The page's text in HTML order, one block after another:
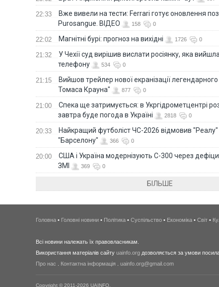
22:33
Вже вивели на тести: Ferrari готує оновлення
Purosangue. ВІДЕО
158 0
22:02 Магнітні бурі: прогноз на вихідні 1726 0
21:32
У Чехії суд вирішив вислати росіянку, яка
телефону
534 0
21:15
Вийшов трейлер нової екранізації
Томаса Крауна"
877 0
21:00
Спека ще затримується: в Укргідрометцентрі
завтра буде погода в Україні
2818 0
20:33
Найкращий футболіст ЧС-2026 відмовив
"Барселону"
366 0
20:00
США і Україна модернізують С-300 через
ЗМІ
369 0
БІЛЬШЕ
Головна • Головні новини • Політика • Суспільство • Економіка • Світ •
Всі новини належать їх правовласникам.
Використання матеріалів сайту uainfo.org дозволяється за умови
Про нас
Контактна інформація uainfo.org@gmail.com
Copyright © 2011-2026 UAINFO.